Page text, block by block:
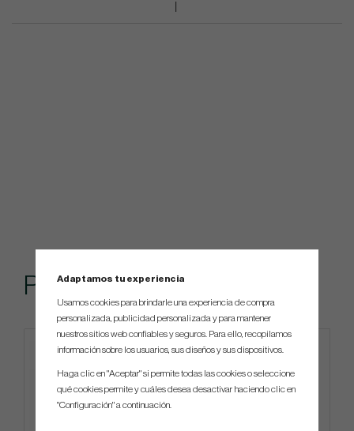
Popular
Adaptamos tu experiencia
Usamos cookies para brindarle una experiencia de compra
personalizada, publicidad personalizada y para mantener
nuestros sitios web confiables y seguros. Para ello, recopilamos
información sobre los usuarios, sus diseños y sus dispositivos.
Haga clic en "Aceptar" si permite todas las cookies o seleccione
qué cookies permite y cuáles desea desactivar haciendo clic en
"Configuración" a continuación.